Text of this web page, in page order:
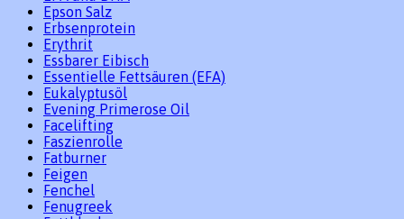
Epson Salz
Erbsenprotein
Erythrit
Essbarer Eibisch
Essentielle Fettsäuren (EFA)
Eukalyptusöl
Evening Primerose Oil
Facelifting
Faszienrolle
Fatburner
Feigen
Fenchel
Fenugreek